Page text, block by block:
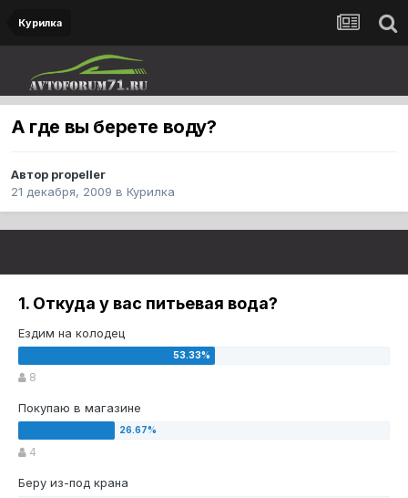
Курилка
А где вы берете воду?
Автор propeller
21 декабря, 2009 в Курилка
1. Откуда у вас питьевая вода?
Ездим на колодец
8
Покупаю в магазине
4
Беру из-под крана